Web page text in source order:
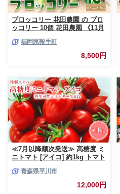
ブロッコリー 花田農園 の ブロ
ッコリー 10個 花田農園 《11月
町 ぶろっこりー 野菜 ブロッコ
リー 産地直送 送料無料
福岡県鞍手町
8,500円
≪7月以降順次発送≫ 高糖度 ミ
ニトマト [アイコ] 約1kg トマト
やさい 減農薬 お取り寄せ 青森
県 平川市 平川 【hi-0016-003】
青森県平川市
12,000円